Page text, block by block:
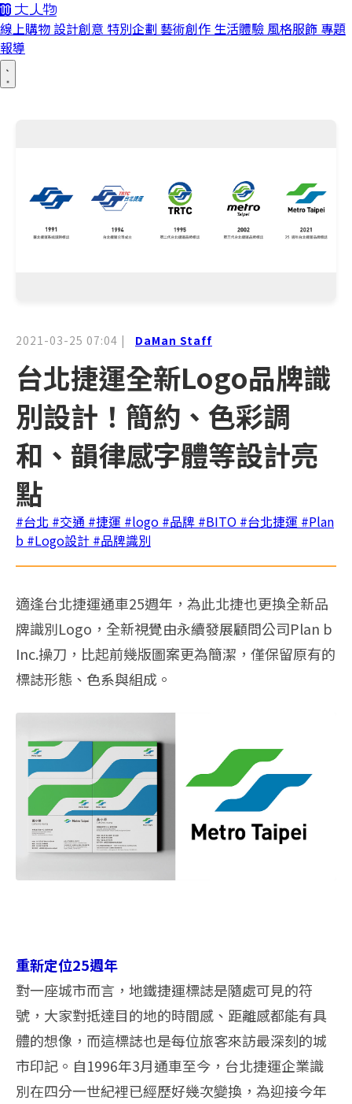
線上購物 設計創意 特別企劃 藝術創作 生活體驗 風格服飾 專題
報導
2021-03-25 07:04 | DaMan Staff
台北捷運全新Logo品牌識
別設計！簡約、色彩調
和、韻律感字體等設計亮
點
#台北 #交通 #捷運 #logo #品牌 #BITO #台北捷運 #Plan
b #Logo設計 #品牌識別
適逢台北捷運通車25週年，為此北捷也更換全新品
牌識別Logo，全新視覺由永續發展顧問公司Plan b
Inc.操刀，比起前幾版圖案更為簡潔，僅保留原有的
標誌形態、色系與組成。
重新定位25週年
對一座城市而言，地鐵捷運標誌是隨處可見的符
號，大家對抵達目的地的時間感、距離感都能有具
體的想像，而這標誌也是每位旅客來訪最深刻的城
市印記。自1996年3月通車至今，台北捷運企業識
別在四分一世紀裡已經歷好幾次變換，為迎接今年